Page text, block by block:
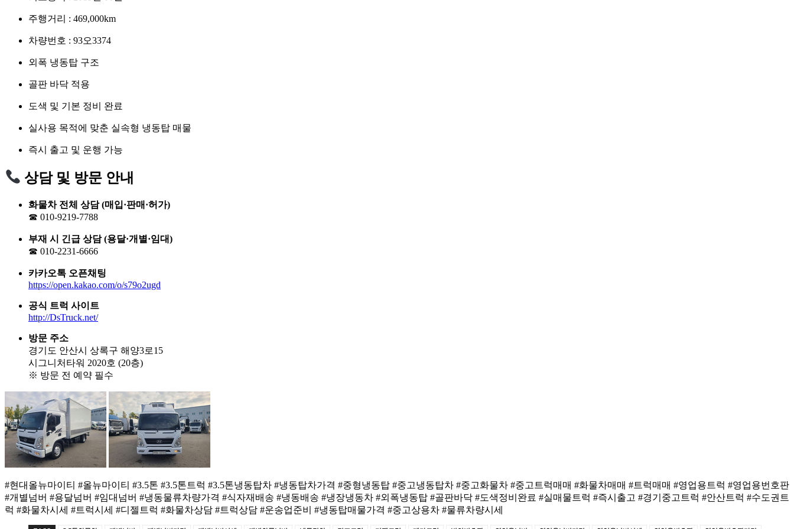
주행거리 : 469,000km
차량번호 : 93오3374
외폭 냉동탑 구조
골판 바닥 적용
도색 및 기본 정비 완료
실사용 목적에 맞춘 실속형 냉동탑 매물
즉시 출고 및 운행 가능
상담 및 방문 안내
화물차 전체 상담 (매입·판매·허가)
☎ 010-9219-7788
부재 시 긴급 상담 (용달·개별·임대)
☎ 010-2231-6666
카카오톡 오픈채팅
https://open.kakao.com/o/s79o2ugd
공식 트럭 사이트
http://DsTruck.net/
방문 주소
경기도 안산시 상록구 해양3로15
시그니처타워 2020호 (20층)
※ 방문 전 예약 필수
#현대올뉴마이티 #올뉴마이티 #3.5톤 #3.5톤트럭 #3.5톤냉동탑차 #냉동탑차가격 #중형냉동탑 #중고냉동탑차 #중고화물차 #중고트럭매매 #화물차매매 #트럭매매 #영업용트럭 #영업용번호판
#개별넘버 #용달넘버 #임대넘버 #냉동물류차량가격 #식자재배송 #냉동배송 #냉장냉동차 #외폭냉동탑 #골판바닥 #도색정비완료 #실매물트럭 #즉시출고 #경기중고트럭 #안산트럭 #수도권트
럭 #화물차시세 #트럭시세 #디젤트럭 #화물차상담 #트럭상담 #운송업준비 #냉동탑매물가격 #중고상용차 #물류차량시세